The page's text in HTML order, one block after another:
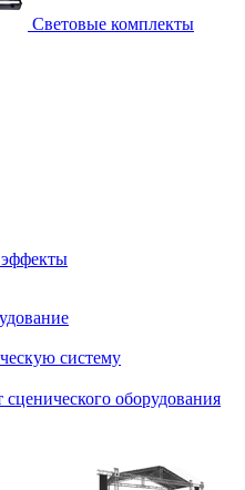
Световые комплекты
систему
сценического оборудования